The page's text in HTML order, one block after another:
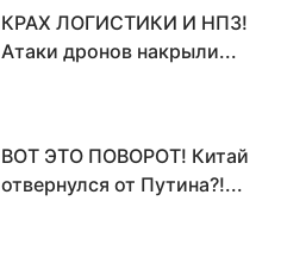
КРАХ ЛОГИСТИКИ И НПЗ!
Атаки дронов накрыли...
ВОТ ЭТО ПОВОРОТ! Китай
отвернулся от Путина?!...